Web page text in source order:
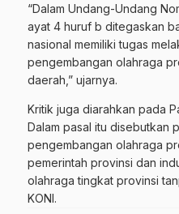
“Dalam Undang-Undang
ayat 4 huruf b ditegaskan
nasional memiliki tugas
pengembangan olahraga
daerah,” ujarnya.
Kritik juga diarahkan pada
Dalam pasal itu disebutkan
pengembangan olahraga
pemerintah provinsi dan
olahraga tingkat provinsi
KONI.